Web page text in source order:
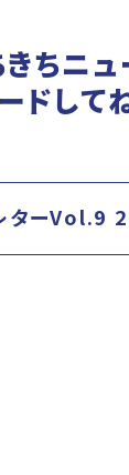
きちニ
ドして
ター